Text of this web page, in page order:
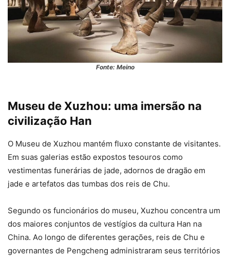
Fonte: Meino
Museu de Xuzhou: uma imersão na
civilização Han
O Museu de Xuzhou mantém fluxo constante de visitantes.
Em suas galerias estão expostos tesouros como
vestimentas funerárias de jade, adornos de dragão em
jade e artefatos das tumbas dos reis de Chu.
Segundo os funcionários do museu, Xuzhou concentra um
dos maiores conjuntos de vestígios da cultura Han na
China. Ao longo de diferentes gerações, reis de Chu e
governantes de Pengcheng administraram seus territórios